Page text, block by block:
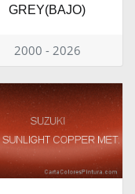
GREY(BAJO)
2000 - 2026